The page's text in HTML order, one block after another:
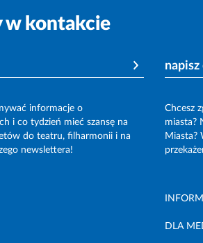
w kontakcie
informacje o
i co tydzień mieć szansę na
do teatru, filharmonii i na
newslettera!
napisz
Chcesz
miasta?
Miasta?
DLA